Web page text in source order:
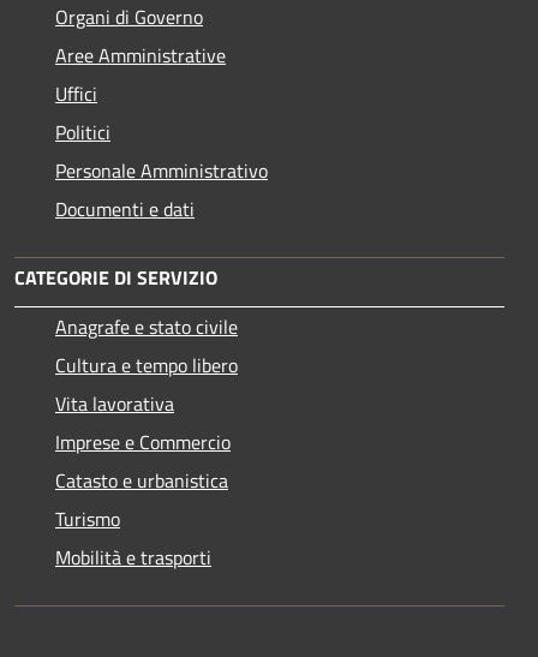
Organi di Governo
Aree Amministrative
Uffici
Politici
Personale Amministrativo
Documenti e dati
CATEGORIE DI SERVIZIO
Anagrafe e stato civile
Cultura e tempo libero
Vita lavorativa
Imprese e Commercio
Catasto e urbanistica
Turismo
Mobilità e trasporti